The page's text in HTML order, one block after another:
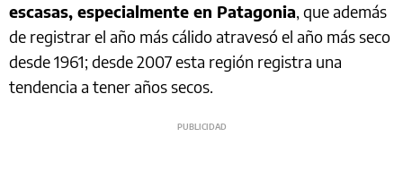
escasas, especialmente en Patagonia, que además
de registrar el año más cálido atravesó el año más seco
desde 1961; desde 2007 esta región registra una
tendencia a tener años secos.